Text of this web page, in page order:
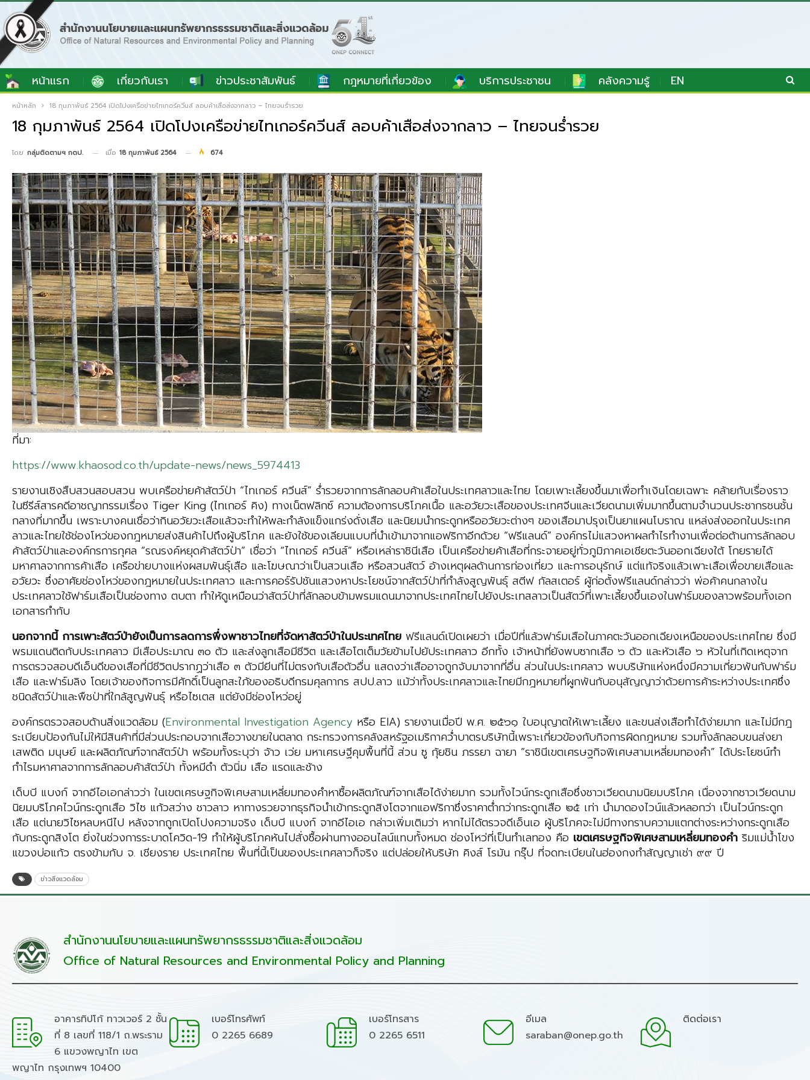
หน้าแรก เกี่ยวกับเรา ข่าวประชาสัมพันธ์ กฎหมายที่เกี่ยวข้อง บริการประชาชน คลังความรู้ EN
หน้าหลัก 18 กุมภาพันธ์ 2564 เปิดโปงเครือข่ายไทเกอร์ควีนส์ ลอบค้าเสือส่งจากลาว – ไทยจนร่ำรวย
18 กุมภาพันธ์ 2564 เปิดโปงเครือข่ายไทเกอร์ควีนส์ ลอบค้าเสือส่งจากลาว – ไทยจนร่ำรวย
โดย กลุ่มติดตามฯ กตป. เมื่อ 18 กุมภาพันธ์ 2564 674
ที่มา:
https://www.khaosod.co.th/update-news/news_5974413
รายงานเชิงสืบสวนสอบสวน พบเครือข่ายค้าสัตว์ป่า “ไทเกอร์ ควีนส์” ร่ำรวยจากการลักลอบค้าเสือในประเทศลาวและไทย โดยเพาะเลี้ยงขึ้นมาเพื่อทำเงินโดยเฉพาะ คล้ายกับเรื่องราว
ในซีรีส์สารคดีอาชญากรรมเรื่อง Tiger King (ไทเกอร์ คิง) ทางเน็ตฟลิกซ์ ความต้องการบริโภคเนื้อ และอวัยวะเสือของประเทศจีนและเวียดนามเพิ่มมากขึ้นตามจำนวนประชากรชนชั้น
กลางที่มากขึ้น เพราะบางคนเชื่อว่ากินอวัยวะเสือแล้วจะทำให้พละกำลังแข็งแกร่งดั่งเสือ และนิยมนำกระดูกหรืออวัยวะต่างๆ ของเสือมาปรุงเป็นยาแผนโบราณ แหล่งส่งออกในประเทศ
ลาวและไทยใช้ช่องโหว่ของกฎหมายส่งสินค้าไปถึงผู้บริโภค และยังใช้ของเลียนแบบที่นำเข้ามาจากแอฟริกาอีกด้วย “ฟรีแลนด์” องค์กรไม่แสวงหาผลกำไรทำงานเพื่อต่อต้านการลักลอบ
ค้าสัตว์ป่าและองค์กรการกุศล “รณรงค์หยุดค้าสัตว์ป่า” เชื่อว่า “ไทเกอร์ ควีนส์” หรือเหล่าราชินีเสือ เป็นเครือข่ายค้าเสือที่กระจายอยู่ทั่วภูมิภาคเอเชียตะวันออกเฉียงใต้ โกยรายได้
มหาศาลจากการค้าเสือ เครือข่ายบางแห่งผสมพันธุ์เสือ และโฆษณาว่าเป็นสวนเสือ หรือสวนสัตว์ อ้างเหตุผลด้านการท่องเที่ยว และการอนุรักษ์ แต่แท้จริงแล้วเพาะเสือเพื่อขายเสือและ
อวัยวะ ซึ่งอาศัยช่องโหว่ของกฎหมายในประเทศลาว และการคอร์รัปชันแสวงหาประโยชน์จากสัตว์ป่าที่กำลังสูญพันธุ์ สตีฟ กัลสเตอร์ ผู้ก่อตั้งฟรีแลนด์กล่าวว่า พ่อค้าคนกลางใน
ประเทศลาวใช้ฟาร์มเสือเป็นช่องทาง ตบตา ทำให้ดูเหมือนว่าสัตว์ป่าที่ลักลอบข้ามพรมแดนมาจากประเทศไทยไปยังประเทสลาวเป็นสัตว์ที่เพาะเลี้ยงขึ้นเองในฟาร์มของลาวพร้อมทั้งเอก
เอกสารกำกับ
นอกจากนี้ การเพาะสัตว์ป่ายังเป็นการลดการพึ่งพาชาวไทยที่จัดหาสัตว์ป่าในประเทศไทย ฟรีแลนด์เปิดเผยว่า เมื่อปีที่แล้วฟาร์มเสือในภาคตะวันออกเฉียงเหนือของประเทศไทย ซึ่งมี
พรมแดนติดกับประเทศลาว มีเสือประมาณ ๓๐ ตัว และส่งลูกเสือมีชีวิต และเสือโตเต็มวัยข้ามไปยัประเทศลาว อีกทั้ง เจ้าหน้าที่ยังพบซากเสือ ๖ ตัว และหัวเสือ ๖ หัวในที่เกิดเหตุจาก
การตรวจสอบดีเอ็นดีของเสือที่มีชีวิตปรากฏว่าเสือ ๓ ตัวมียีนที่ไม่ตรงกับเสือตัวอื่น แสดงว่าเสืออาจถูกจับมาจากที่อื่น ส่วนในประเทศลาว พบบริษัทแห่งหนึ่งมีความเกี่ยวพันกับฟาร์ม
เสือ และฟาร์มลิง โดยเจ้าของกิจการมีศักดิ์เป็นลูกสะใภ้ของอธิบดีกรมศุลกากร สปป.ลาว แม้ว่าทั้งประเทศลาวและไทยมีกฎหมายที่ผูกพันกับอนุสัญญาว่าด้วยการค้าระหว่างประเทศซึ่ง
ชนิดสัตว์ป่าและพืชป่าที่ใกล้สูญพันธุ์ หรือไซเตส แต่ยังมีช่องโหว่อยู่
องค์กรตรวจสอบด้านสิ่งแวดล้อม (Environmental Investigation Agency หรือ EIA) รายงานเมื่อปี พ.ศ. ๒๕๖๑ ใบอนุญาตให้เพาะเลี้ยง และขนส่งเสือทำได้ง่ายมาก และไม่มีกฎ
ระเบียบป้องกันไม่ให้มีสินค้าที่มีส่วนประกอบจากเสือวางขายในตลาด กระทรวงการคลังสหรัฐอเมริกาคว่ำบาตรบริษัทนี้เพราะเกี่ยวข้องกับกิจการผิดกฎหมาย รวมทั้งลักลอบขนส่งยา
เสพติด มนุษย์ และผลิตภัณฑ์จากสัตว์ป่า พร้อมทั้งระบุว่า จ้าว เว่ย มหาเศรษฐีคุมพื้นที่นี้ ส่วน ซู กุ้ยชิน ภรรยา ฉายา “ราชินีเขตเศรษฐกิจพิเศษสามเหลี่ยมทองคำ” ได้ประโยชน์ทำ
กำไรมหาศาลจากการลักลอบค้าสัตว์ป่า ทั้งหมีดำ ตัวนิ่ม เสือ แรดและช้าง
เด็บบี แบงก์ จากอีไอเอกล่าวว่า ในเขตเศรษฐกิจพิเศษสามเหลี่ยมทองคำหาซื้อผลิตภัณฑ์จากเสือได้ง่ายมาก รวมทั้งไวน์กระดูกเสือซึ่งชาวเวียดนามนิยมบริโภค เนื่องจากชาวเวียดนาม
นิยมบริโภคไวน์กระดูกเสือ วิไซ แก้วสว่าง ชาวลาว หาทางรวยจากธุรกิจนำเข้ากระดูกสิงโตจากแอฟริกาซึ่งราคาต่ำกว่ากระดูกเสือ ๒๕ เท่า นำมาดองไวน์แล้วหลอกว่า เป็นไวน์กระดูก
เสือ แต่นายวิไซหลบหนีไป หลังจากถูกเปิดโปงความจริง เด็บบี แบงก์ จากอีไอเอ กล่าวเพิ่มเติมว่า หากไม่ได้ตรวจดีเอ็นเอ ผู้บริโภคจะไม่มีทางทราบความแตกต่างระหว่างกระดูกเสือ
กับกระดูกสิงโต ยิ่งในช่วงการระบาดโควิด-19 ทำให้ผู้บริโภคหันไปสั่งซื้อผ่านทางออนไลน์แทบทั้งหมด ช่องโหว่ที่เป็นทำเลทอง คือ เขตเศรษฐกิจพิเศษสามเหลี่ยมทองคำ ริมแม่น้ำโขง
แขวงบ่อแก้ว ตรงข้ามกับ จ. เชียงราย ประเทศไทย พื้นที่นี้เป็นของประเทศลาวก็จริง แต่ปล่อยให้บริษัท คิงส์ โรมัน กรุ๊ป ที่จดทะเบียนในฮ่องกงทำสัญญาเช่า ๙๙ ปี
ข่าวสิ่งแวดล้อม
สำนักงานนโยบายและแผนทรัพยากรธรรมชาติและสิ่งแวดล้อม
Office of Natural Resources and Environmental Policy and Planning
อาคารทิปโก้ ทาวเวอร์ 2 ชั้น
ที่ 8 เลขที่ 118/1 ถ.พระราม
6 แขวงพญาไท เขต
พญาไท กรุงเทพฯ 10400
เบอร์โทรศัพท์
0 2265 6689
เบอร์โทรสาร
0 2265 6511
อีเมล
saraban@onep.go.th
ติดต่อเรา